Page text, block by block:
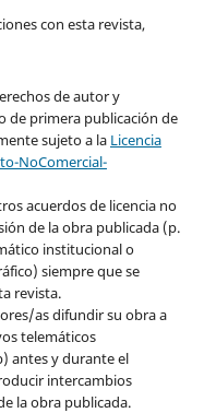
con esta revista,
de autor y
de primera publicación de
sujeto a la Licencia
NoComercial-
acuerdos de licencia no
de la obra publicada (p.
institucional o
siempre que se
revista.
as difundir su obra a
telemáticos
antes y durante el
intercambios
la obra publicada.